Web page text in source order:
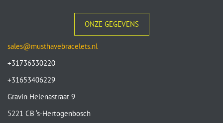
ONZE GEGEVENS
sales@musthavebracelets.nl
+31736330220
+31653406229
Gravin Helenastraat 9
5221 CB ‘s-Hertogenbosch